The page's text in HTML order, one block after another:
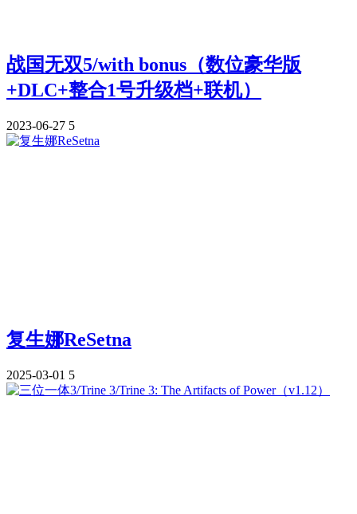
战国无双5/with bonus（数位豪华版
+DLC+整合1号升级档+联机）
2023-06-27 5
复生娜ReSetna
2025-03-01 5